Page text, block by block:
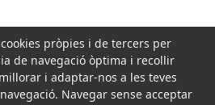
pròpies i de tercers per
de navegació òptima i recollir
i adaptar-nos a les teves
Navegar sense acceptar